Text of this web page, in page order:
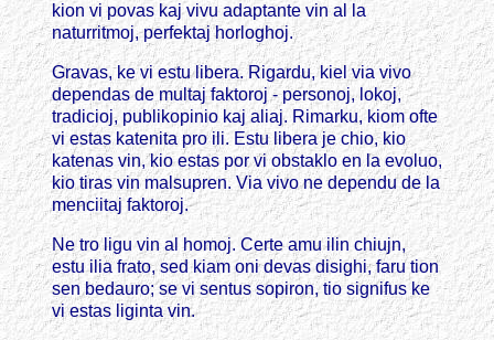
kion vi povas kaj vivu adaptante vin al la
naturritmoj, perfektaj horloghoj.
Gravas, ke vi estu libera. Rigardu, kiel via vivo
dependas de multaj faktoroj - personoj, lokoj,
tradicioj, publikopinio kaj aliaj. Rimarku, kiom ofte
vi estas katenita pro ili. Estu libera je chio, kio
katenas vin, kio estas por vi obstaklo en la evoluo,
kio tiras vin malsupren. Via vivo ne dependu de la
menciitaj faktoroj.
Ne tro ligu vin al homoj. Certe amu ilin chiujn,
estu ilia frato, sed kiam oni devas disighi, faru tion
sen bedauro; se vi sentus sopiron, tio signifus ke
vi estas liginta vin.